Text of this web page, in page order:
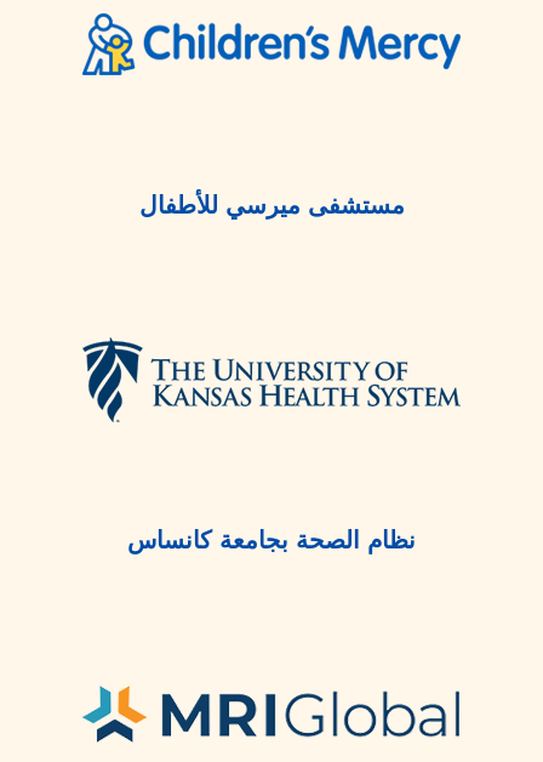
مستشفى ميرسي للأطفال
نظام الصحة بجامعة كانساس